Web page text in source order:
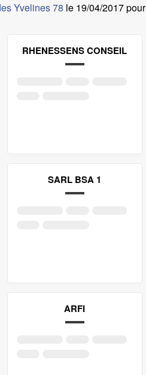
Yvelines 78 le 19/04/2017
RHENESSENS CONSEIL
SARL BSA 1
ARFI